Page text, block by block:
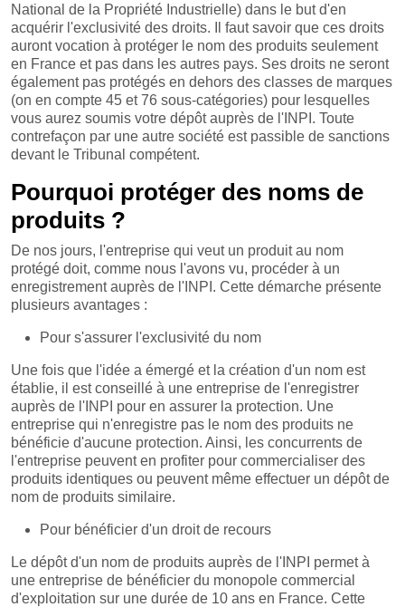
National de la Propriété Industrielle) dans le but d'en
acquérir l'exclusivité des droits. Il faut savoir que ces droits
auront vocation à protéger le nom des produits seulement
en France et pas dans les autres pays. Ses droits ne seront
également pas protégés en dehors des classes de marques
(on en compte 45 et 76 sous-catégories) pour lesquelles
vous aurez soumis votre dépôt auprès de l'INPI. Toute
contrefaçon par une autre société est passible de sanctions
devant le Tribunal compétent.
Pourquoi protéger des noms de
produits ?
De nos jours, l'entreprise qui veut un produit au nom
protégé doit, comme nous l'avons vu, procéder à un
enregistrement auprès de l'INPI. Cette démarche présente
plusieurs avantages :
Pour s'assurer l'exclusivité du nom
Une fois que l'idée a émergé et la création d'un nom est
établie, il est conseillé à une entreprise de l'enregistrer
auprès de l'INPI pour en assurer la protection. Une
entreprise qui n'enregistre pas le nom des produits ne
bénéficie d'aucune protection. Ainsi, les concurrents de
l'entreprise peuvent en profiter pour commercialiser des
produits identiques ou peuvent même effectuer un dépôt de
nom de produits similaire.
Pour bénéficier d'un droit de recours
Le dépôt d'un nom de produits auprès de l'INPI permet à
une entreprise de bénéficier du monopole commercial
d'exploitation sur une durée de 10 ans en France. Cette